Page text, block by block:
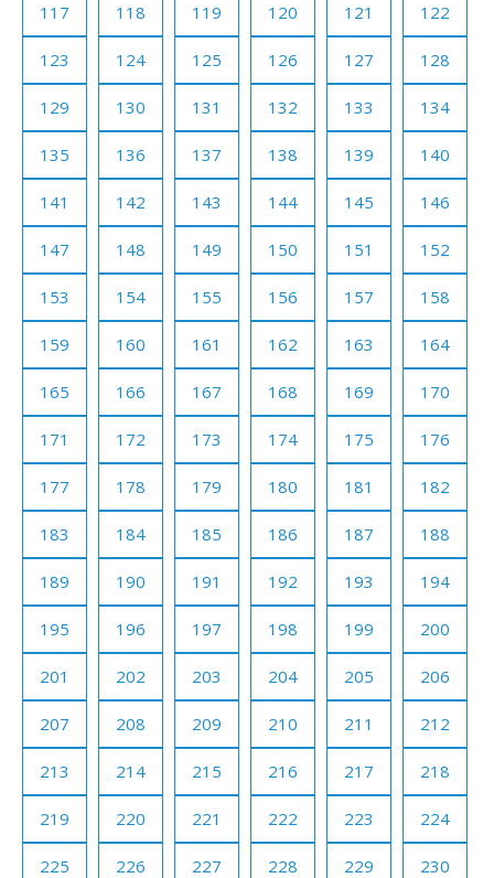
117 118 119 120 121 122
123 124 125 126 127 128
129 130 131 132 133 134
135 136 137 138 139 140
141 142 143 144 145 146
147 148 149 150 151 152
153 154 155 156 157 158
159 160 161 162 163 164
165 166 167 168 169 170
171 172 173 174 175 176
177 178 179 180 181 182
183 184 185 186 187 188
189 190 191 192 193 194
195 196 197 198 199 200
201 202 203 204 205 206
207 208 209 210 211 212
213 214 215 216 217 218
219 220 221 222 223 224
225 226 227 228 229 230